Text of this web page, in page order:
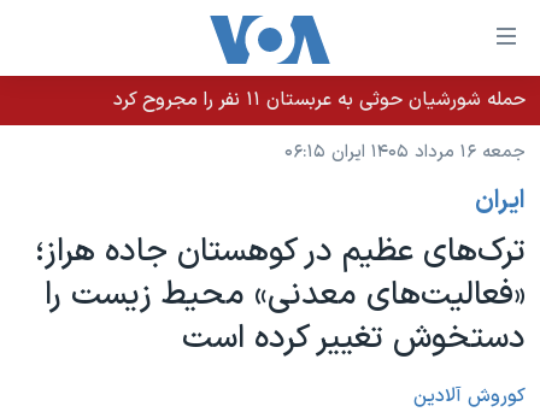
لینکهای
قابل
دسترسی
جهش
محتوای
اصلی
جهش
به
صفحه
جهش
خانه
نسخه سبک وب‌سایت
موضوع ها
ایران
آمریکا
جهان
ورزشی
برنامه های تلویزیونی
جدول برنامه ها
صفحه‌های ویژه
جام جهانی ۲۰۲۶
فرکانس‌های صدای آمریکا
حمله شورشیان حوثی به عربستان ۱۱ نفر را مجروح کرد
جمعه ۱۶ مرداد ۱۴۰۵ ایران ۰۶:۱۵
ايران
ترک‌های عظیم در کوهستان جاده هراز؛
«فعالیت‌های معدنی» محیط زیست را
دستخوش تغییر کرده است
کوروش آلادین